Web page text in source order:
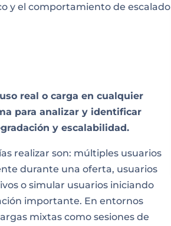
y el comportamiento de escalado
real o carga en cualquier
para analizar y identificar
y escalabilidad.
realizar son: múltiples usuarios
durante una oferta, usuarios
o simular usuarios iniciando
importante. En entornos
mixtas como sesiones de